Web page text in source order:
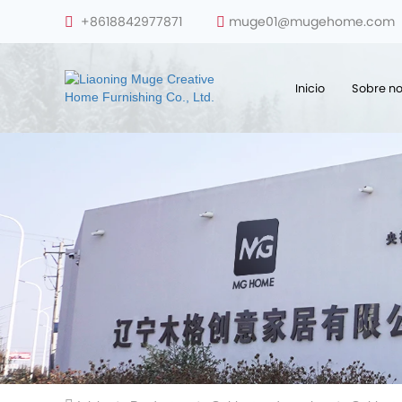
+8618842977871 muge01@mugehome.com
Inicio Sobre